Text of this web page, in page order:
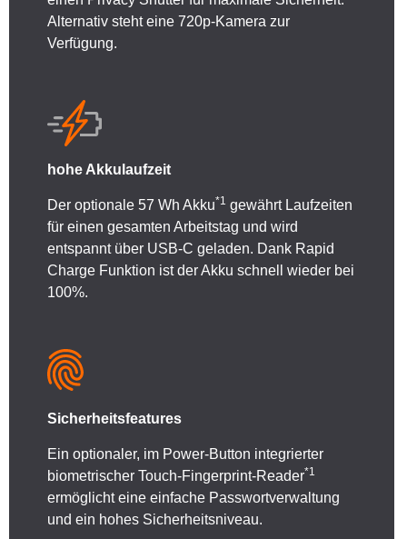
Alternativ steht eine 720p-Kamera zur
Verfügung.
hohe Akkulaufzeit
Der optionale 57 Wh Akku*1 gewährt Laufzeiten
für einen gesamten Arbeitstag und wird
entspannt über USB-C geladen. Dank Rapid
Charge Funktion ist der Akku schnell wieder bei
100%.
Sicherheitsfeatures
Ein optionaler, im Power-Button integrierter
biometrischer Touch-Fingerprint-Reader*1
ermöglicht eine einfache Passwortverwaltung
und ein hohes Sicherheitsniveau.